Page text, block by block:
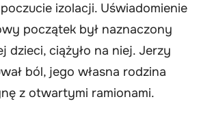
izolacji. Uświadomienie
początek był naznaczony
dzieci, ciążyło na niej. Jerzy
ból, jego własna rodzina
z otwartymi ramionami.